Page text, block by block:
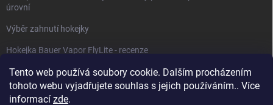
Tento web používá soubory cookie. Dalším procházením
tohoto webu vyjadřujete souhlas s jejich používáním.. Více
informací zde.
úrovní
Výběr zahnutí hokejky
Hokejka Bauer Vapor FlyLite - recenze
Jak si vybrat hokejové kalhoty
Jak si vybrat hokejové chrániče ramen?